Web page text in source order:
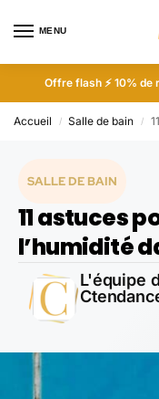
MENU
Offre flash ⚡ 10% de
Accueil / Salle de bain /
SALLE DE BAIN
11 astuces
l’humidité
L'équipe